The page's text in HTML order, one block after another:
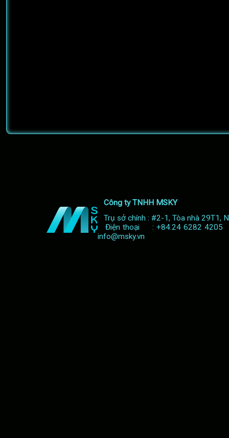
Công ty TNHH MSKY
Trụ sở chính : #2-1, Tòa nhà 29T1,
Điện thoại : +84.24 6282
info@msky.vn